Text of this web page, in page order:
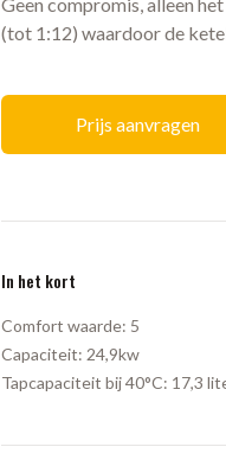
(tot 1:12) waardoor de
Prijs aanvragen
In het kort
Comfort waarde: 5
Capaciteit: 24,9kw
Tapcapaciteit bij 40°C: 17,3